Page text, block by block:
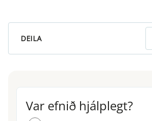
DEILA
Var efnið hjálplegt?
Var efnið hjálplegt?